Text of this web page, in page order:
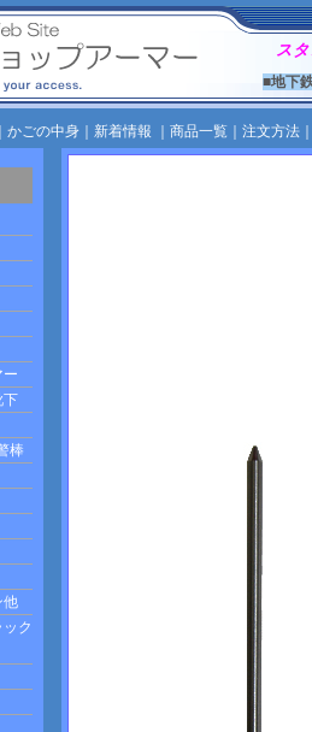
ス
■地下
かごの中身｜ 新着情報 商品一覧｜ 注文方法